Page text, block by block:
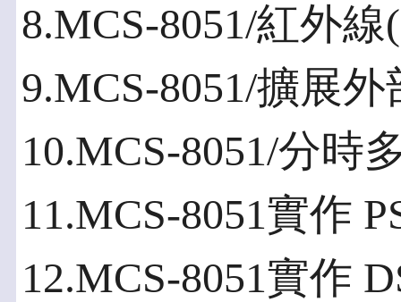
8.MCS-8051/紅外
9.MCS-8051/擴展
10.MCS-8051/分時
11.MCS-8051實作
12.MCS-8051實作